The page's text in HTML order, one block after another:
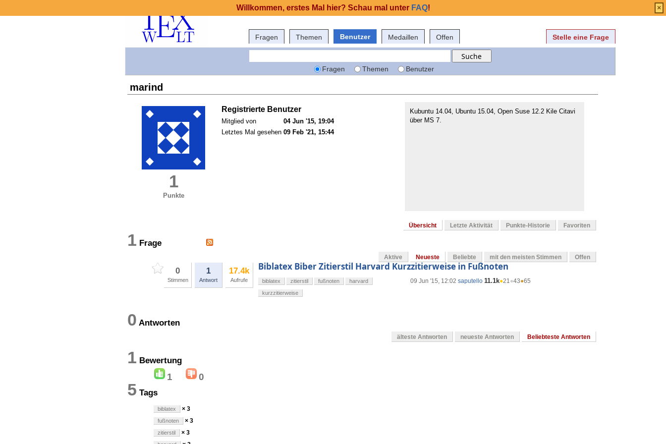
Fragen Themen Benutzer Medaillen Offen Stelle eine Frage
Fragen Themen Benutzer
marind
1
Punkte
Registrierte Benutzer
Mitglied von
04 Jun '15, 19:04
Letztes Mal gesehen 09 Feb '21, 15:44
Kubuntu 14.04, Ubuntu 15.04, Open Suse 12.2 Kile Citavi
über MS 7.
Übersicht Letzte Aktivität Punkte-Historie Favoriten
1 Frage
Aktive Neueste Beliebte mit den meisten Stimmen Offen
0
Stimmen
1
Antwort
17.4k
Aufrufe
Biblatex Biber Zitierstil Harvard Kurzzitierweise in Fußnoten
09 Jun '15, 12:02 saputello 11.1k●21●43●65
biblatex zitierstil fußnoten
harvard
kurzzitierweise
0 Antworten
älteste Antworten neueste Antworten Beliebteste Antworten
1 Bewertung
1 0
5 Tags
biblatex × 3
fußnoten × 3
zitierstil × 3
Willkommen, erstes Mal hier? Schau mal unter FAQ! ×